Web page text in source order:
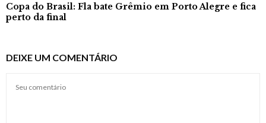
Copa do Brasil: Fla bate Grêmio em Porto Alegre e fica
perto da final
DEIXE UM COMENTÁRIO